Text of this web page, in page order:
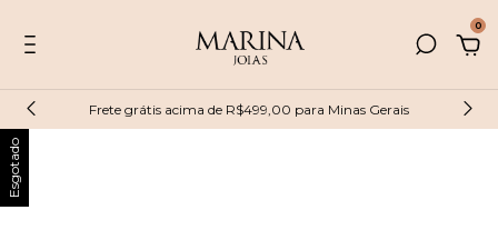
0
Frete grátis acima de R$499,00 para Minas Gerais
Esgotado